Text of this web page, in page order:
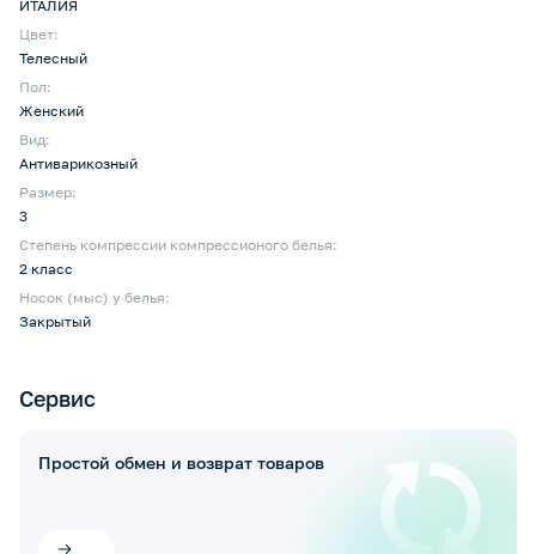
ИТАЛИЯ
Цвет:
Телесный
Пол:
Женский
Вид:
Антиварикозный
Размер:
3
Степень компрессии компрессионого белья:
2 класс
Носок (мыс) у белья:
Закрытый
Сервис
Простой обмен и возврат товаров